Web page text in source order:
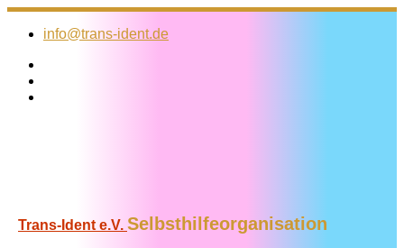
Zum
Inhalt
info@trans-ident.de
Trans-Ident e.V. Selbsthilfeorganisation